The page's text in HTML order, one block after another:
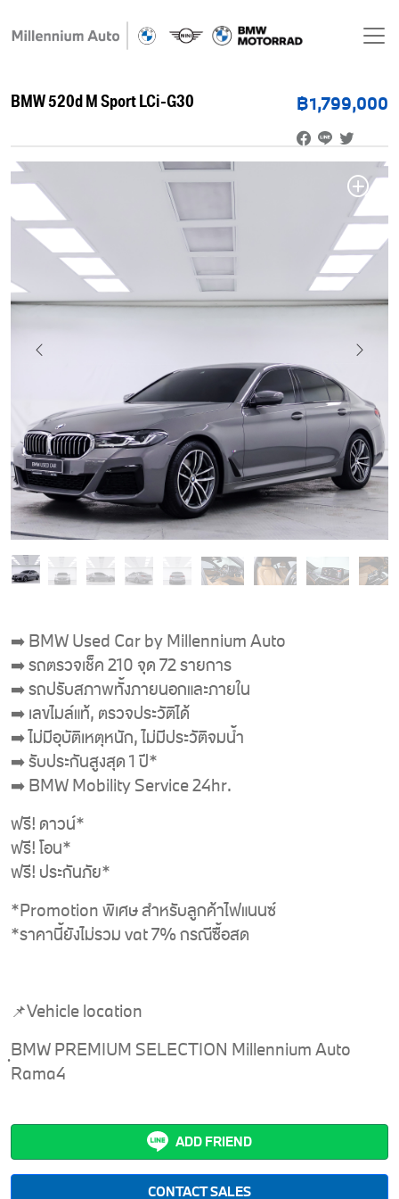
BMW 520d M Sport LCi-G30 ฿1,799,000
➡️ BMW Used Car by Millennium Auto
➡️ รถตรวจเช็ค 210 จุด 72 รายการ
➡️ รถปรับสภาพทั้งภายนอกและภายใน
➡️ เลขไมล์แท้, ตรวจประวัติได้
➡️ ไม่มีอุบัติเหตุหนัก, ไม่มีประวัติจมน้ำ
➡️ รับประกันสูงสุด 1 ปี*
➡️ BMW Mobility Service 24hr.
ฟรี! ดาวน์*
ฟรี! โอน*
ฟรี! ประกันภัย*
*Promotion พิเศษ สำหรับลูกค้าไฟแนนซ์
*ราคานี้ยังไม่รวม vat 7% กรณีซื้อสด
📌Vehicle location
ฺBMW PREMIUM SELECTION Millennium Auto
Rama4
ADD FRIEND
CONTACT SALES